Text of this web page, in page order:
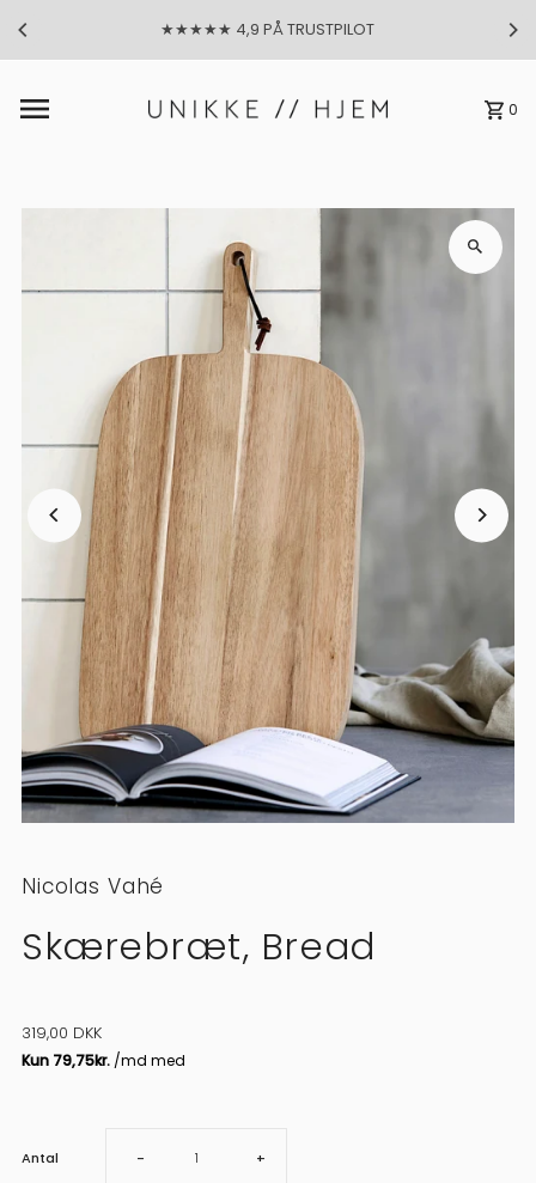
Gå til indhold ★★★★★ 4,9 PÅ TRUSTPILOT
0
Nicolas Vahé
Skærebræt, Bread
319,00 DKK
Antal Sænk
- Øg
+